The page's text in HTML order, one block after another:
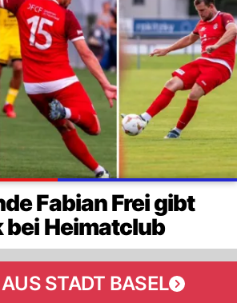
Fabian Frei gibt
bei Heimatclub
STADT BASEL